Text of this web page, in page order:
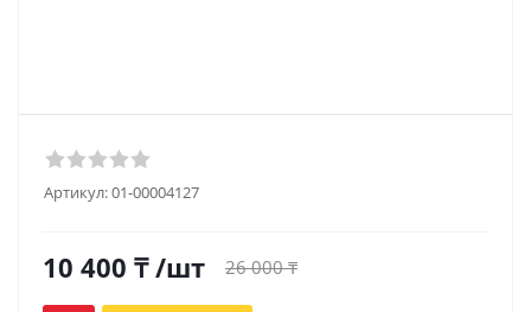
Артикул:01-00004127
10 400 ₸ /шт 26 000₸